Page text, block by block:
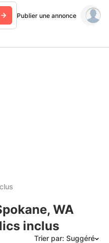
Publier une annonce
WA
inclus
Trier par: Suggéré